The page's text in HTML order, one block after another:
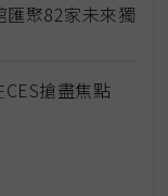
匯聚82家未來獨
搶盡焦點